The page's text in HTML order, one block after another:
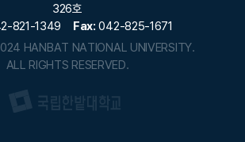
326호
821-1349 Fax: 042-825-1671
HANBAT NATIONAL UNIVERSITY.
ALL RIGHTS RESERVED.